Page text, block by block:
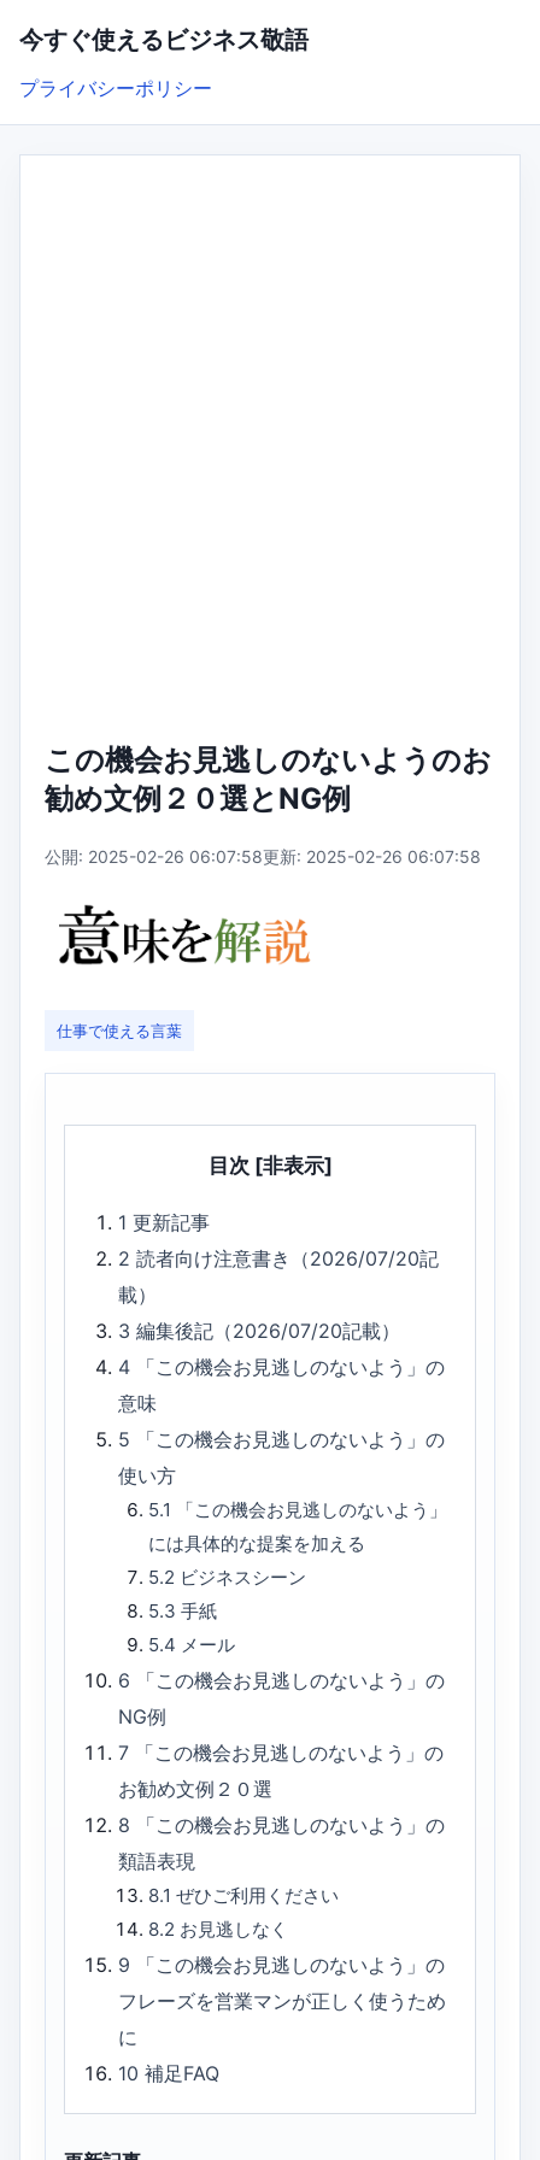
今すぐ使えるビジネス敬語
プライバシーポリシー
この機会お見逃しのないようのお
勧め文例２０選とNG例
公開: 2025-02-26 06:07:58更新: 2025-02-26 06:07:58
仕事で使える言葉
目次 [非表示]
1更新記事
2読者向け注意書き（2026/07/20記
載）
3編集後記（2026/07/20記載）
4
「この機会お見逃しのないよう」の
意味
5
「この機会お見逃しのないよう」の
使い方
5.1
「この機会お見逃しのないよう」
には具体的な提案を加える
5.2 ビジネスシーン
5.3 手紙
5.4 メール
6
「この機会お見逃しのないよう」の
NG例
7
「この機会お見逃しのないよう」の
お勧め文例２０選
8
「この機会お見逃しのないよう」の
類語表現
8.1 ぜひご利用ください
8.2 お見逃しなく
9
「この機会お見逃しのないよう」の
フレーズを営業マンが正しく使うため
に
10補足FAQ